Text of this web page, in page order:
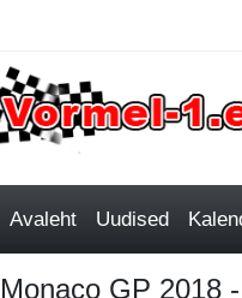
Avaleht Uudised
Monaco GP 2018